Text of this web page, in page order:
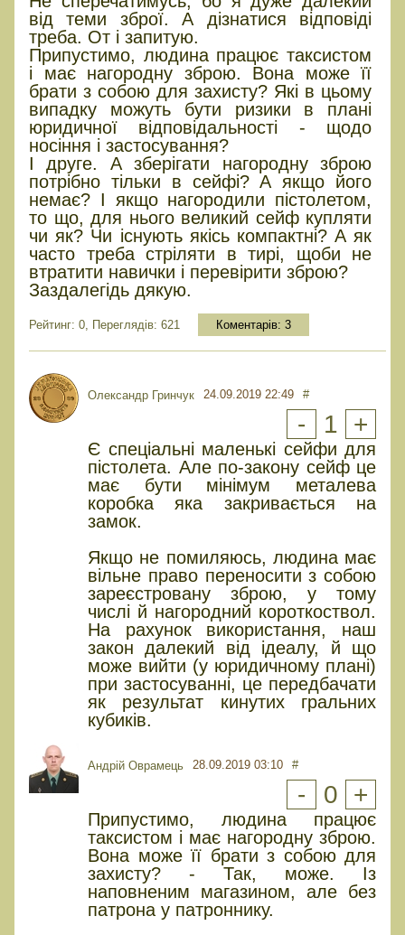
від теми зброї. А дізнатися відповіді
треба. От і запитую.
Припустимо, людина працює таксистом
і має нагородну зброю. Вона може її
брати з собою для захисту? Які в цьому
випадку можуть бути ризики в плані
юридичної відповідальності - щодо
носіння і застосування?
І друге. А зберігати нагородну зброю
потрібно тільки в сейфі? А якщо його
немає? І якщо нагородили пістолетом,
то що, для нього великий сейф купляти
чи як? Чи існують якісь компактні? А як
часто треба стріляти в тирі, щоби не
втратити навички і перевірити зброю?
Заздалегідь дякую.
Рейтинг: 0, Переглядів: 621 Коментарів: 3
Олександр Гринчук 24.09.2019 22:49 #
- 1 +
Є спеціальні маленькі сейфи для
пістолета. Але по-закону сейф це
має бути мінімум металева
коробка яка закривається на
замок.
Якщо не помиляюсь, людина має
вільне право переносити з собою
зареєстровану зброю, у тому
числі й нагородний короткоствол.
На рахунок використання, наш
закон далекий від ідеалу, й що
може вийти (у юридичному плані)
при застосуванні, це передбачати
як результат кинутих гральних
кубиків.
Андрій Оврамець 28.09.2019 03:10 #
- 0 +
Припустимо, людина працює
таксистом і має нагородну зброю.
Вона може її брати з собою для
захисту? - Так, може. Із
наповненим магазином, але без
патрона у патроннику.